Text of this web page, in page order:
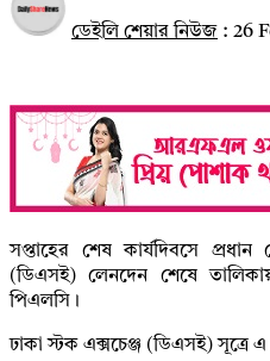
ডেইলি শেয়ার নিউজ : 26
সপ্তাহের শেষ কার্যদিবসে প্রধান
(ডিএসই) লেনদেন শেষে
পিএলসি।
ঢাকা স্টক এক্সচেঞ্জ (ডিএসই) সূত্রে